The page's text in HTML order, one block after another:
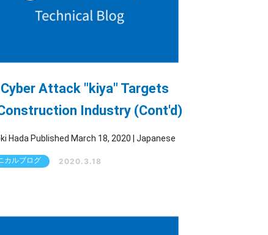
Attack "kiya" Targets
Industry (Cont'd)
By Hiroki Hada Published March 18, 2020 | Japanese
カルブログ 2020.3.18